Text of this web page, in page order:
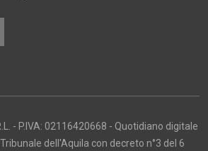
- P.IVA: 02116420668 - Quotidiano digitale
dell'Aquila con decreto n°3 del 6